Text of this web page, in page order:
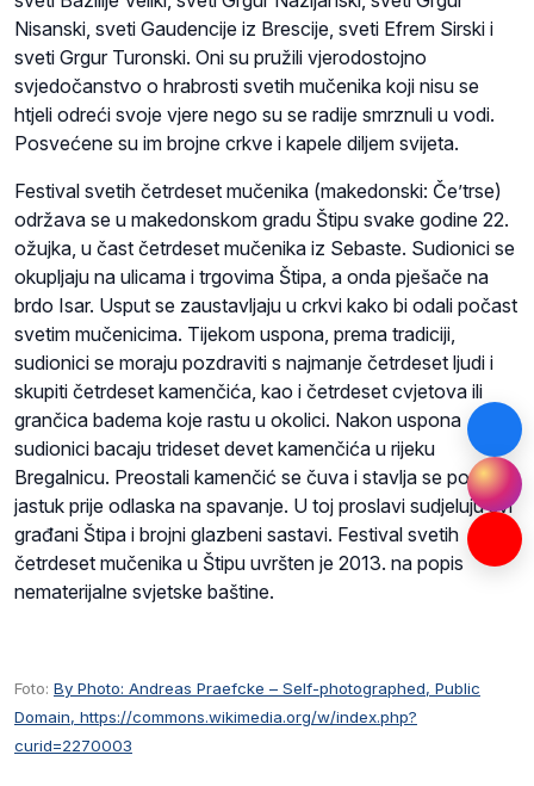
Nisanski, sveti Gaudencije iz Brescije, sveti Efrem Sirski i
sveti Grgur Turonski. Oni su pružili vjerodostojno
svjedočanstvo o hrabrosti svetih mučenika koji nisu se
htjeli odreći svoje vjere nego su se radije smrznuli u vodi.
Posvećene su im brojne crkve i kapele diljem svijeta.
Festival svetih četrdeset mučenika (makedonski: Če’trse)
održava se u makedonskom gradu Štipu svake godine 22.
ožujka, u čast četrdeset mučenika iz Sebaste. Sudionici se
okupljaju na ulicama i trgovima Štipa, a onda pješače na
brdo Isar. Usput se zaustavljaju u crkvi kako bi odali počast
svetim mučenicima. Tijekom uspona, prema tradiciji,
sudionici se moraju pozdraviti s najmanje četrdeset ljudi i
skupiti četrdeset kamenčića, kao i četrdeset cvjetova ili
grančica badema koje rastu u okolici. Nakon uspona
sudionici bacaju trideset devet kamenčića u rijeku
Bregalnicu. Preostali kamenčić se čuva i stavlja se pod
jastuk prije odlaska na spavanje. U toj proslavi sudjeluju svi
građani Štipa i brojni glazbeni sastavi. Festival svetih
četrdeset mučenika u Štipu uvršten je 2013. na popis
nematerijalne svjetske baštine.
Foto: By Photo: Andreas Praefcke – Self-photographed, Public
Domain, https://commons.wikimedia.org/w/index.php?
curid=2270003